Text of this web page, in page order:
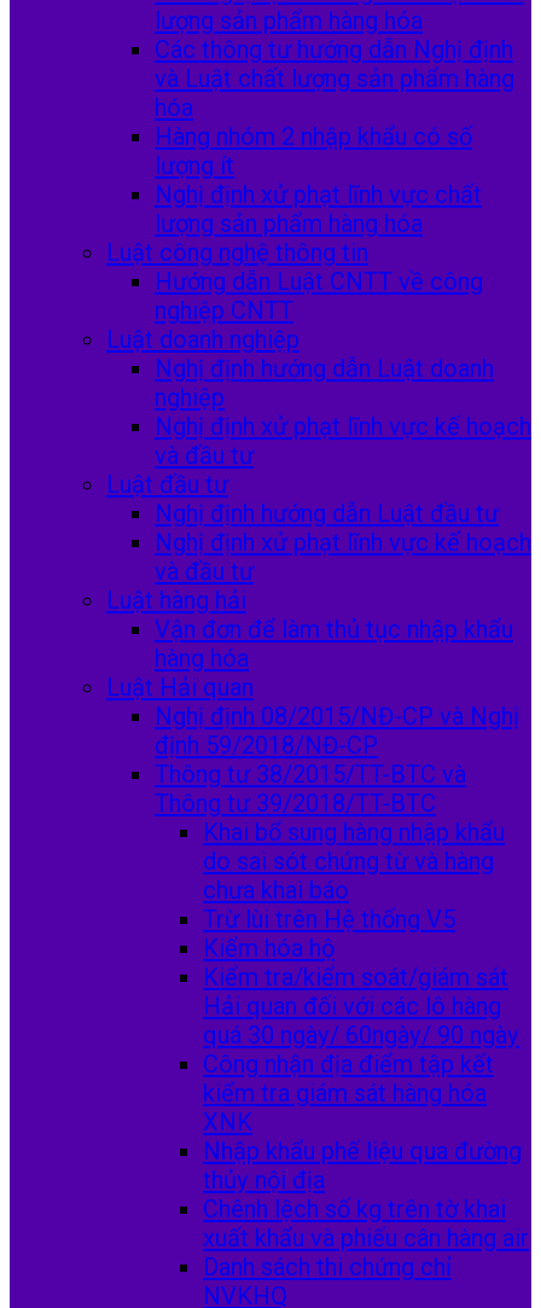
lượng sản phẩm hàng hóa
Các thông tư hướng dẫn Nghị định
và Luật chất lượng sản phẩm hàng
hóa
Hàng nhóm 2 nhập khẩu có số
lượng ít
Nghị định xử phạt lĩnh vực chất
lượng sản phẩm hàng hóa
Luật công nghệ thông tin
Hướng dẫn Luật CNTT về công
nghiệp CNTT
Luật doanh nghiệp
Nghị định hướng dẫn Luật doanh
nghiệp
Nghị định xử phạt lĩnh vực kế hoạch
và đầu tư
Luật đầu tư
Nghị định hướng dẫn Luật đầu tư
Nghị định xử phạt lĩnh vực kế hoạch
và đầu tư
Luật hàng hải
Vận đơn để làm thủ tục nhập khẩu
hàng hóa
Luật Hải quan
Nghị định 08/2015/NĐ-CP và Nghị
định 59/2018/NĐ-CP
Thông tư 38/2015/TT-BTC và
Thông tư 39/2018/TT-BTC
Khai bổ sung hàng nhập khẩu
do sai sót chứng từ và hàng
chưa khai báo
Trừ lùi trên Hệ thống V5
Kiểm hóa hộ
Kiểm tra/kiểm soát/giám sát
Hải quan đối với các lô hàng
quá 30 ngày/ 60ngày/ 90 ngày
Công nhận địa điểm tập kết
kiểm tra giám sát hàng hóa
XNK
Nhập khẩu phế liệu qua đường
thủy nội địa
Chênh lệch số kg trên tờ khai
xuất khẩu và phiếu cân hàng air
Danh sách thi chứng chỉ
NVKHQ